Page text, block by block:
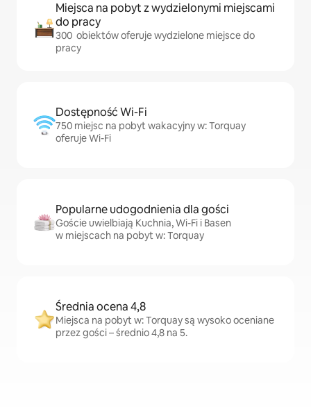
Miejsca na pobyt z wydzielonymi miejscami
do pracy
300 obiektów oferuje wydzielone miejsce do
pracy
Dostępność Wi-Fi
750 miejsc na pobyt wakacyjny w: Torquay
oferuje Wi-Fi
Popularne udogodnienia dla gości
Goście uwielbiają Kuchnia, Wi-Fi i Basen
w miejscach na pobyt w: Torquay
Średnia ocena 4,8
Miejsca na pobyt w: Torquay są wysoko oceniane
przez gości – średnio 4,8 na 5.